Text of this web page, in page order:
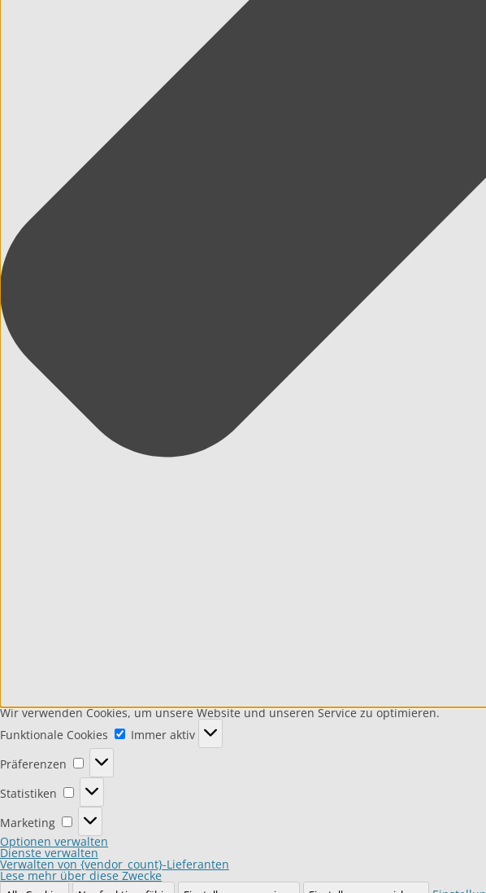
Wir verwenden Cookies, um unsere Website und unseren Service zu optimieren.
Funktionale Cookies
Cookies
Immer aktiv
Präferenzen
Präferenzen
Statistiken
Statistiken
Marketing
Marketing
Optionen verwalten
Dienste verwalten
Verwalten von {vendor_count}-Lieferanten
Lese mehr über diese Zwecke